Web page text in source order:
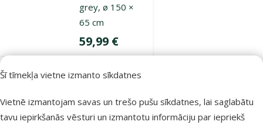
Šī tīmekļa vietne izmanto sīkdatnes
Vietnē izmantojam savas un trešo pušu sīkdatnes, lai saglabātu
tavu iepirkšanās vēsturi un izmantotu informāciju par iepriekš
grey, ø 150 ×
65 cm
Cena
59,99 €
Nav pieejams
Bezmaksas